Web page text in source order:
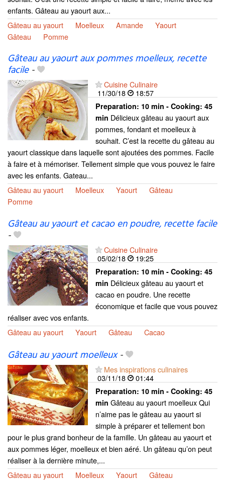
enfants. Gâteau au yaourt aux...
Gâteau au yaourt
Moelleux Amande
Yaourt
Gâteau
Pomme
Gâteau au yaourt aux pommes moelleux, recette
facile-
Cuisine Culinaire
11/30/18
18:57
Preparation: 10 min - Cooking: 45
min Délicieux gâteau au yaourt aux
pommes, fondant et moelleux à
souhait. C’est la recette du gâteau au
yaourt classique dans laquelle sont ajoutées des pommes. Facile
à faire et à mémoriser. Tellement simple que vous pouvez le faire
avec les enfants. Gateau...
Gâteau au yaourt
Moelleux Yaourt
Gâteau
Pomme
Gâteau au yaourt et cacao en poudre, recette facile
-
Cuisine Culinaire
05/02/18
19:25
Preparation: 10 min - Cooking: 45
min Délicieux gâteau au yaourt et
cacao en poudre. Une recette
économique et facile que vous pouvez
réaliser avec vos enfants.
Gâteau au yaourt
Yaourt Gâteau Cacao
Gâteau au yaourt moelleux-
Mes inspirations culinaires
03/11/18
01:44
Preparation: 10 min - Cooking: 45
min Gâteau au yaourt moelleux Qui
n’aime pas le gâteau au yaourt si
simple à préparer et tellement bon
pour le plus grand bonheur de la famille. Un gâteau au yaourt et
aux pommes léger, moelleux et bien aéré. Un gâteau qu’on peut
réaliser à la dernière minute,...
Gâteau au yaourt
Moelleux Yaourt Gâteau